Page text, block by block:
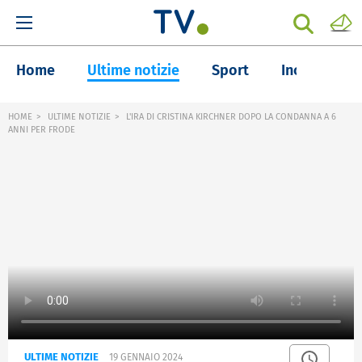
Home Ultime notizie Sport Inchieste
HOME ULTIME NOTIZIE
L'IRA DI CRISTINA KIRCHNER DOPO LA CONDANNA A 6
ANNI PER FRODE
ULTIME NOTIZIE 19 GENNAIO 2024